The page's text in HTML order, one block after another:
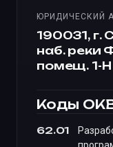
ЮРИДИЧЕСКИЙ
190031, г.
наб. реки
помещ. 1-Н
Коды
62.01